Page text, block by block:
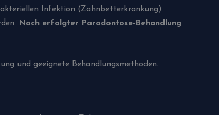
Infektion (Zahnbetterkrankung)
Nach erfolgter Parodontose-Behandlung
und geeignete Behandlungsmethoden.